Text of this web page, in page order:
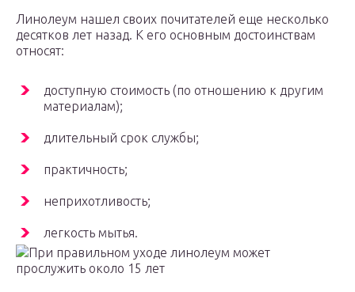
Линолеум нашел своих почитателей еще несколько
десятков лет назад. К его основным достоинствам
относят:
доступную стоимость (по отношению к другим
материалам);
длительный срок службы;
практичность;
неприхотливость;
легкость мытья.
При правильном уходе линолеум может
прослужить около 15 лет